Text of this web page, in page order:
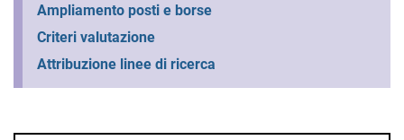
Ampliamento posti e borse
Criteri valutazione
Attribuzione linee di ricerca